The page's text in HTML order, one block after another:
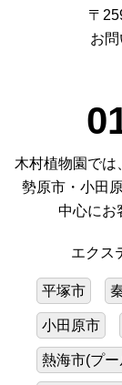
〒
お
木村植物園では
勢原市・小田
中心にお
エクス
平塚市
小田原市
熱海市(プ